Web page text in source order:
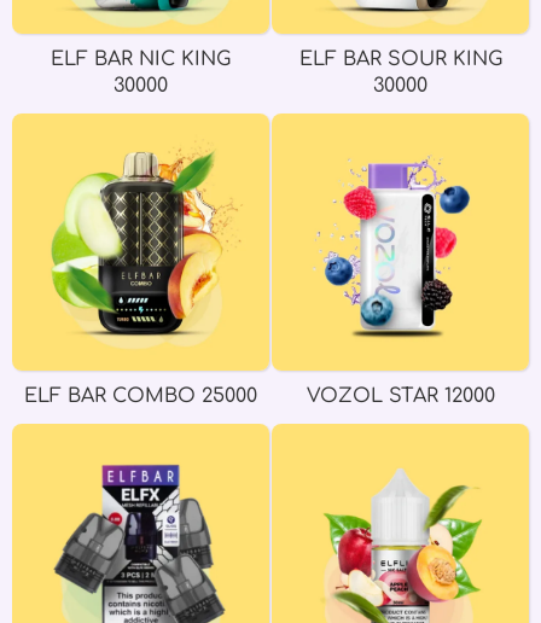
ELF BAR NIC KING
30000
ELF BAR SOUR KING
30000
ELF BAR COMBO 25000 VOZOL STAR 12000